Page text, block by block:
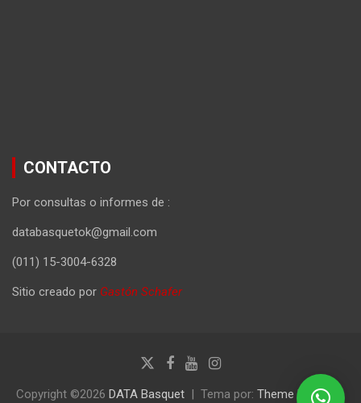
CONTACTO
Por consultas o informes de :
databasquetok@gmail.com
(011) 15-3004-6328
Sitio creado por Gastón Schafer
Copyright ©2026 DATA Basquet Tema por: Theme Horse